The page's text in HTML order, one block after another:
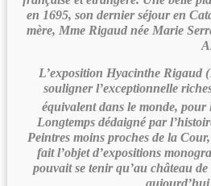
en 1695, son dernier séjour en
mère, Mme Rigaud née Marie
L’exposition Hyacinthe Rigaud
souligner l’exceptionnelle
équivalent dans le monde,
Longtemps dédaigné par
Peintres moins proches de la
fait l’objet d’expositions
pouvait se tenir qu’au château
aujourd’hui